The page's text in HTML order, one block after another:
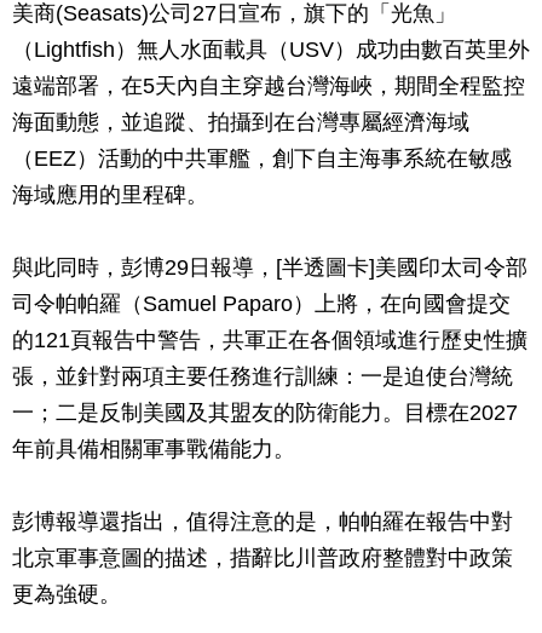
美商(Seasats)公司27日宣布，旗下的「光魚」
（Lightfish）無人水面載具（USV）成功由數百英里外
遠端部署，在5天內自主穿越台灣海峽，期間全程監控
海面動態，並追蹤、拍攝到在台灣專屬經濟海域
（EEZ）活動的中共軍艦，創下自主海事系統在敏感
海域應用的里程碑。
與此同時，彭博29日報導，[半透圖卡]美國印太司令部
司令帕帕羅（Samuel Paparo）上將，在向國會提交
的121頁報告中警告，共軍正在各個領域進行歷史性擴
張，並針對兩項主要任務進行訓練：一是迫使台灣統
一；二是反制美國及其盟友的防衛能力。目標在2027
年前具備相關軍事戰備能力。
彭博報導還指出，值得注意的是，帕帕羅在報告中對
北京軍事意圖的描述，措辭比川普政府整體對中政策
更為強硬。